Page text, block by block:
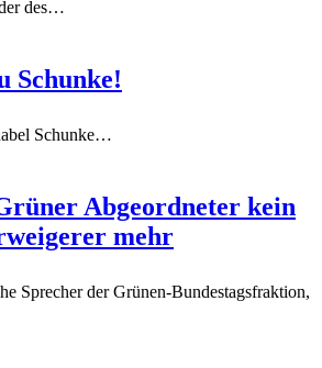
des…
Schunke!
Schunke…
Abgeordneter kein
mehr
Sprecher der Grünen-Bundestagsfraktion,